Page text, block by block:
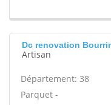
Dc renovation
Artisan
Département: 38
Parquet -